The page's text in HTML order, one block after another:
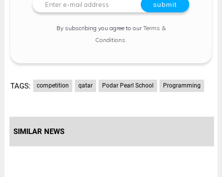
By subscribing you agree to ourTerms &
Conditions
TAGS: competition qatar​ Podar Pearl School Programming
SIMILAR NEWS